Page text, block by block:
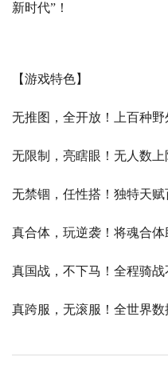
新时代”！
【游戏特色】
无推图，全开放！上百种野
无限制，亮瞎眼！无人数
无禁锢，任性搭！独特天
真合体，玩逆袭！将魂合
真国战，不下马！全程骑
真跨服，无滚服！全世界